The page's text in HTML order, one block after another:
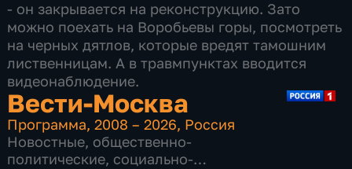
- он закрывается на реконструкцию. Зато
можно поехать на Воробьевы горы, посмотреть
на черных дятлов, которые вредят тамошним
лиственницам. А в травмпунктах вводится
видеонаблюдение.
Вести-Москва
Программа,2008 – 2026, Россия
Новостные, общественно-
политические, социально-